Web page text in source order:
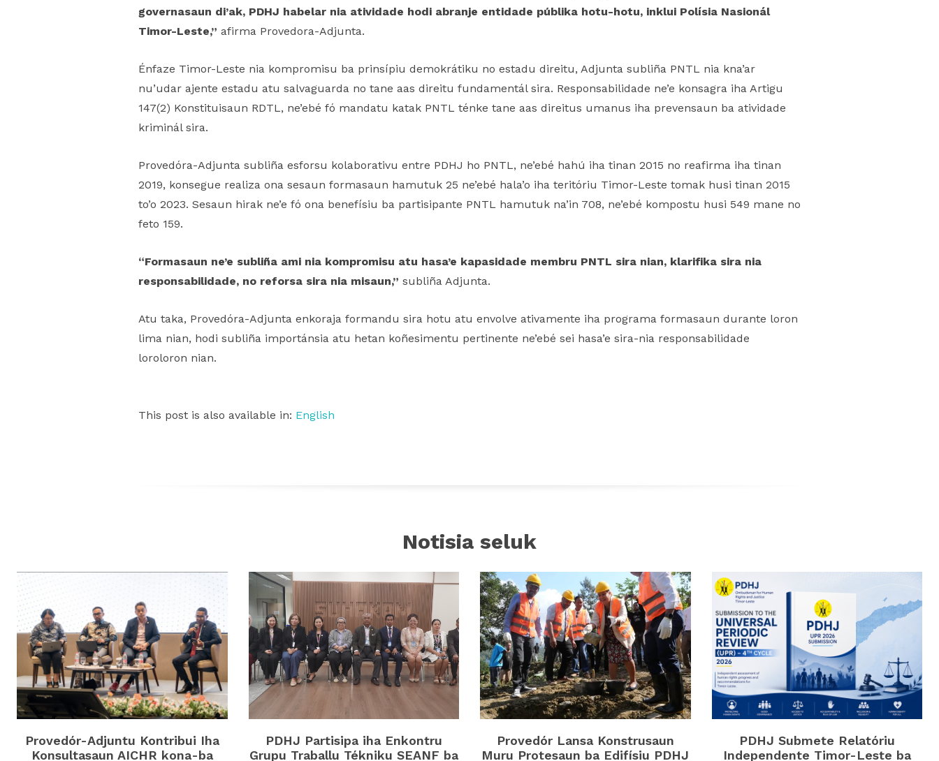
governasaun di’ak, PDHJ habelar nia atividade hodi abranje entidade públika hotu-hotu, inklui Polísia Nasionál
Timor-Leste,” afirma Provedora-Adjunta.
Énfaze Timor-Leste nia kompromisu ba prinsípiu demokrátiku no estadu direitu, Adjunta subliña PNTL nia kna’ar
nu’udar ajente estadu atu salvaguarda no tane aas direitu fundamentál sira. Responsabilidade ne’e konsagra iha Artigu
147(2) Konstituisaun RDTL, ne’ebé fó mandatu katak PNTL ténke tane aas direitus umanus iha prevensaun ba atividade
kriminál sira.
Provedóra-Adjunta subliña esforsu kolaborativu entre PDHJ ho PNTL, ne’ebé hahú iha tinan 2015 no reafirma iha tinan
2019, konsegue realiza ona sesaun formasaun hamutuk 25 ne’ebé hala’o iha teritóriu Timor-Leste tomak husi tinan 2015
to’o 2023. Sesaun hirak ne’e fó ona benefísiu ba partisipante PNTL hamutuk na’in 708, ne’ebé kompostu husi 549 mane no
feto 159.
“Formasaun ne’e subliña ami nia kompromisu atu hasa’e kapasidade membru PNTL sira nian, klarifika sira nia
responsabilidade, no reforsa sira nia misaun,” subliña Adjunta.
Atu taka, Provedóra-Adjunta enkoraja formandu sira hotu atu envolve ativamente iha programa formasaun durante loron
lima nian, hodi subliña importánsia atu hetan koñesimentu pertinente ne’ebé sei hasa’e sira-nia responsabilidade
loroloron nian.
This post is also available in: English
Notisia seluk
Provedór-Adjuntu Kontribui Iha
Konsultasaun AICHR kona-ba
PDHJ Partisipa iha Enkontru
Grupu Traballu Tékniku SEANF ba
Provedór Lansa Konstrusaun
Muru Protesaun ba Edifísiu PDHJ
PDHJ Submete Relatóriu
Independente Timor-Leste ba